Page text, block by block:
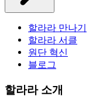
할라라 만나기
할라라 서클
원단 혁신
블로그
할라라 소개